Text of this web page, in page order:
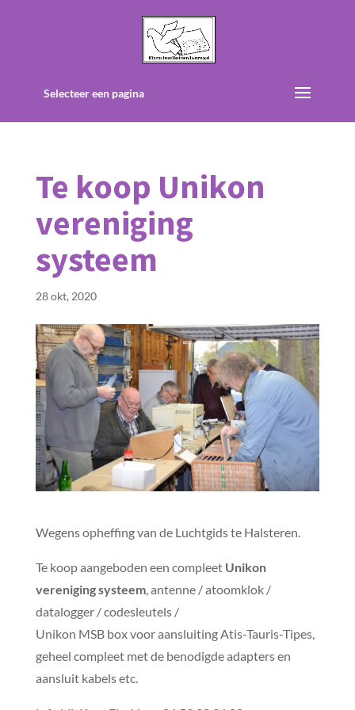
Selecteer een pagina
Te koop Unikon
vereniging
systeem
28 okt, 2020
Wegens opheffing van de Luchtgids te Halsteren.
Te koop aangeboden een compleet Unikon
vereniging systeem, antenne / atoomklok /
datalogger / codesleutels /
Unikon MSB box voor aansluiting Atis-Tauris-Tipes,
geheel compleet met de benodigde adapters en
aansluit kabels etc.